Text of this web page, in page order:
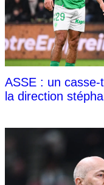
ASSE : un
la direction